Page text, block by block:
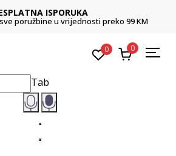
ISPORUKA
poružbine u vrijednosti preko 99 KM
0 0
Tab